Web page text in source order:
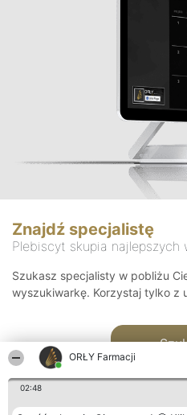
ORŁY Farmacji
02:48
Znajdź specjalistę
Plebiscyt skupia najlepszych
Szukasz specjalisty w pobliżu
wyszukiwarkę. Korzystaj tylko z